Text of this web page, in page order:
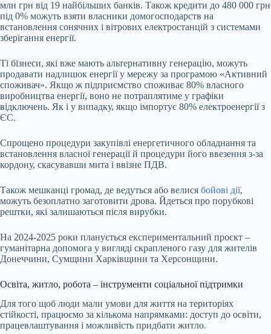
млн грн від 19 найбільших банків. Також кредити до 480 000 грн
під 0% можуть взяти власники домогосподарств на
встановлення сонячних і вітрових електростанцій з системами
зберігання енергії.
Ті бізнеси, які вже мають альтернативну генерацію, можуть
продавати надлишок енергії у мережу за програмою «Активний
споживач». Якщо ж підприємство споживає 80% власного
виробництва енергії, воно не потраплятиме у графіки
відключень. Як і у випадку, якщо імпортує 80% електроенергії з
ЄС.
Спрощено процедури закупівлі енергетичного обладнання та
встановлення власної генерації й процедури його ввезення з-за
кордону, скасувавши мита і ввізне ПДВ.
Також мешканці громад, де ведуться або велися бойові дії,
можуть безоплатно заготовити дрова. Йдеться про порубкові
рештки, які залишаються після вирубки.
На 2024-2025 роки планується експериментальний проєкт –
гуманітарна допомога у вигляді скрапленого газу для жителів
Донеччини, Сумщини Харківщини та Херсонщини.
Освіта, житло, робота – інструменти соціальної підтримки
Для того щоб люди мали умови для життя на територіях
стійкості, працюємо за кількома напрямками: доступ до освіти,
працевлаштування і можливість придбати житло.